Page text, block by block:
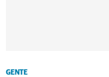
GENTE